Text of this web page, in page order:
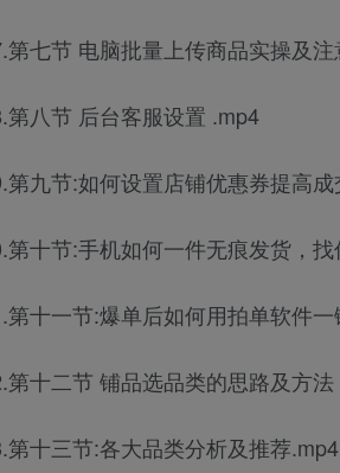
第七节 电脑批量上传商品实操及
第八节 后台客服设置 .mp4
第九节:如何设置店铺优惠券提高
第十节:手机如何一件无痕发货，
第十一节:爆单后如何用拍单软件
第十二节 铺品选品类的思路及方
第十三节:各大品类分析及推荐.mp4